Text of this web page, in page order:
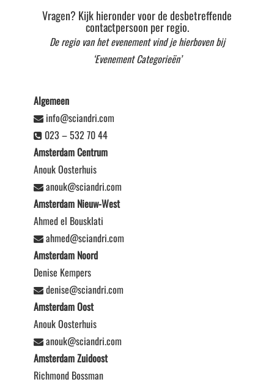
Vragen? Kijk hieronder voor de desbetreffende
contactpersoon per regio.
De regio van het evenement vind je hierboven bij
‘Evenement Categorieën’
Algemeen
info@sciandri.com
023 – 532 70 44
Amsterdam Centrum
Anouk Oosterhuis
anouk@sciandri.com
Amsterdam Nieuw-West
Ahmed el Bousklati
ahmed@sciandri.com
Amsterdam Noord
Denise Kempers
denise@sciandri.com
Amsterdam Oost
Anouk Oosterhuis
anouk@sciandri.com
Amsterdam Zuidoost
Richmond Bossman